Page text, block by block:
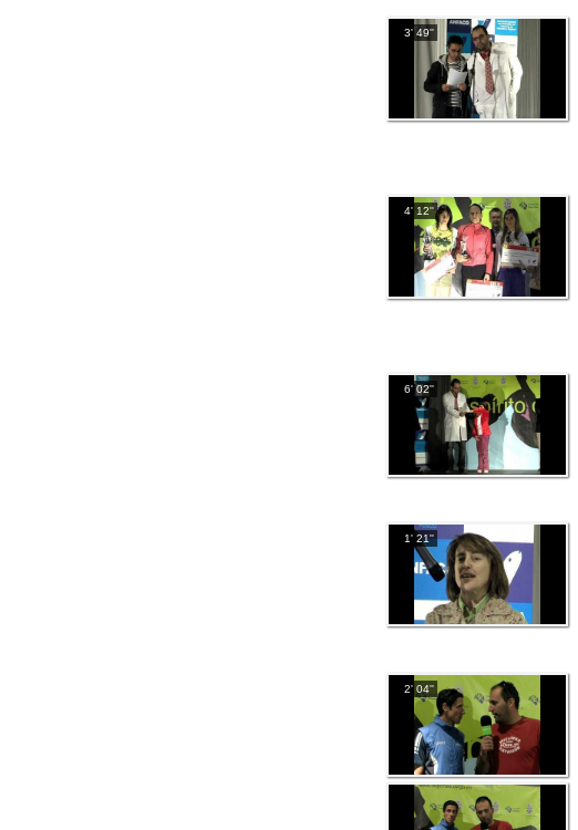
3' 49''
4' 12''
6' 02''
1' 21''
2' 04''